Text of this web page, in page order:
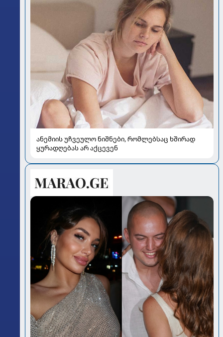
ანემიის უჩვეულო ნიშნები, რომლებსაც ხშირად
ყურადღებას არ აქცევენ